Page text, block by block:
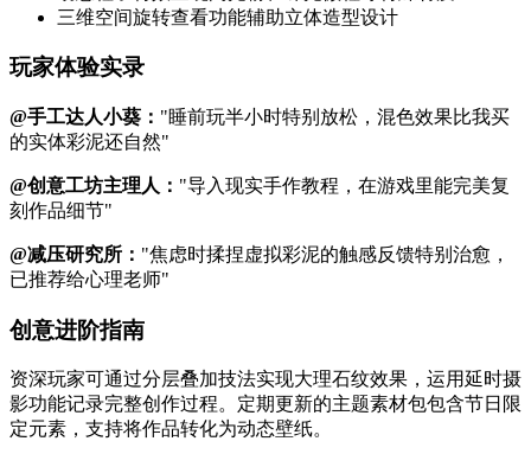
三维空间旋转查看功能辅助立体造型设计
玩家体验实录
@手工达人小葵： "睡前玩半小时特别放松，混色效果比我买
的实体彩泥还自然"
@创意工坊主理人： "导入现实手作教程，在游戏里能完美复
刻作品细节"
@减压研究所： "焦虑时揉捏虚拟彩泥的触感反馈特别治愈，
已推荐给心理老师"
创意进阶指南
资深玩家可通过分层叠加技法实现大理石纹效果，运用延时摄
影功能记录完整创作过程。定期更新的主题素材包包含节日限
定元素，支持将作品转化为动态壁纸。